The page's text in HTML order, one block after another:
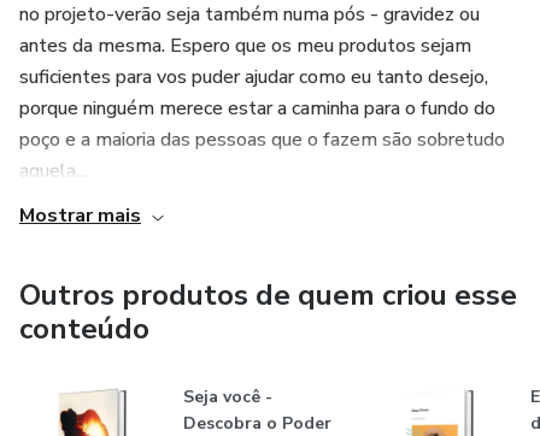
no projeto-verão seja também numa pós - gravidez ou
antes da mesma. Espero que os meu produtos sejam
suficientes para vos puder ajudar como eu tanto desejo,
porque ninguém merece estar a caminha para o fundo do
poço e a maioria das pessoas que o fazem são sobretudo
aquela...
Mostrar mais
Outros produtos de quem criou esse
conteúdo
Seja você -
Descobra o Poder